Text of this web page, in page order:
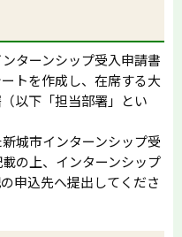
ターンシップ受入申請書
トを作成し、在席する大
以下「担当部署」とい
城市インターンシップ受
の上、インターンシップ
申込先へ提出してくださ